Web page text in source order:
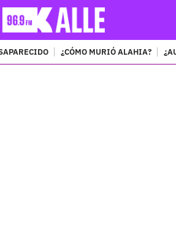
¿CÓMO MURIÓ ALAHIA?